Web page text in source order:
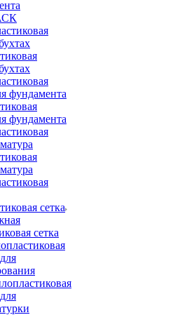
фундамента
сетка
сетка